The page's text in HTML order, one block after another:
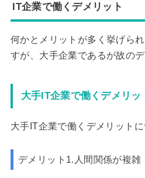
IT企業で働くデメリット
何かとメリットが多く挙げら
すが、大手企業であるが故の
大手IT企業で働くデメリッ
大手IT企業で働くデメリットに
デメリット1.人間関係が複雑